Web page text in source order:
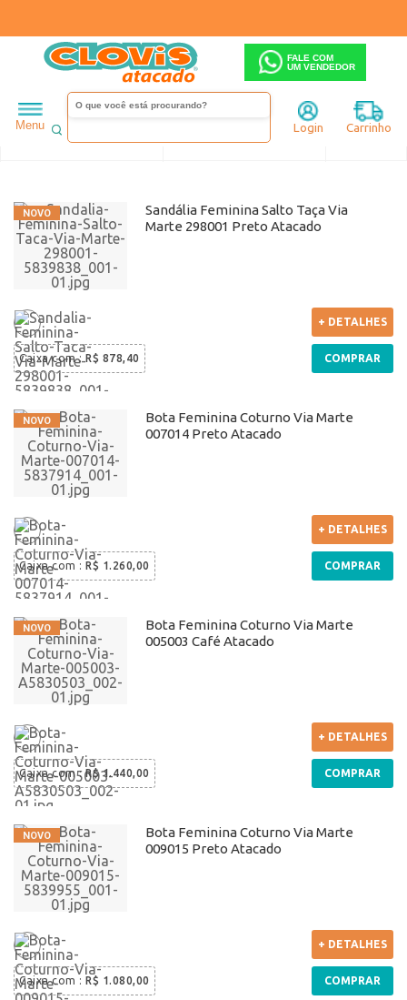
FALE COM
UM VENDEDOR
Menu Login Carrinho
Feminino Via Marte
Ordenar Filtrar
Sandália Feminina Salto Taça Via
Marte 298001 Preto Atacado
Caixa com: R$ 878,40
+ DETALHES
COMPRAR
Bota Feminina Coturno Via Marte
007014 Preto Atacado
Caixa com : R$ 1.260,00
+ DETALHES
COMPRAR
Bota Feminina Coturno Via Marte
005003 Café Atacado
Caixa com:R$ 1.440,00
+ DETALHES
COMPRAR
Bota Feminina Coturno Via Marte
009015 Preto Atacado
Caixa com : R$ 1.080,00
+ DETALHES
COMPRAR